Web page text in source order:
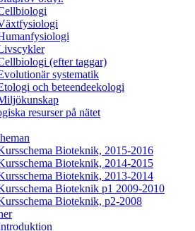
(efter taggar)
systematik
och beteendeekologi
resurser på nätet
Bioteknik, 2015-2016
Bioteknik, 2014-2015
Bioteknik, 2013-2014
Bioteknik p1 2009-2010
Bioteknik, p2-2008